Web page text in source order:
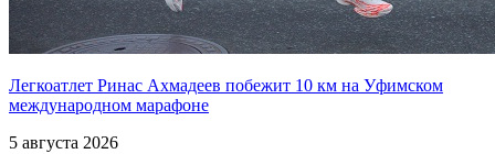
Легкоатлет Ринас Ахмадеев побежит 10 км на Уфимском
международном марафоне
5 августа 2026